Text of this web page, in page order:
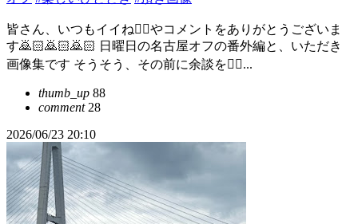
皆さん、いつもイイね👍🏻やコメントをありがとうございま
す🙇🏻️🙇🏻️🙇🏻️ 日曜日の名古屋オフの番外編と、いただき
画像集です そうそう、その前に余談を✌🏻...
thumb_up 88
comment28
2026/06/23 20:10